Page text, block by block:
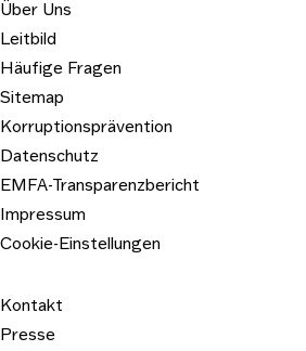
Über Uns
Leitbild
Häufige Fragen
Sitemap
Korruptionsprävention
Datenschutz
EMFA-Transparenzbericht
Impressum
Cookie-Einstellungen
Kontakt
Presse